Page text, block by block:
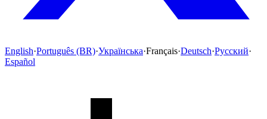
English·Português (BR)·Українська·Français·Deutsch·Русский·
Español